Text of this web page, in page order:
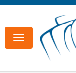
Toggle
navigation